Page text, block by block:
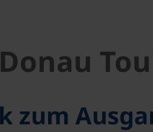
zum